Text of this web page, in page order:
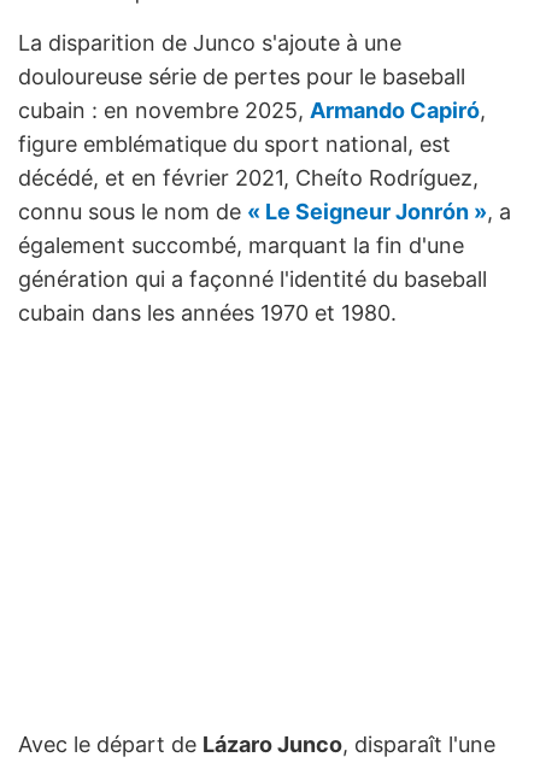
La disparition de Junco s'ajoute à une
douloureuse série de pertes pour le baseball
cubain : en novembre 2025, Armando Capiró,
figure emblématique du sport national, est
décédé, et en février 2021, Cheíto Rodríguez,
connu sous le nom de « Le Seigneur Jonrón », a
également succombé, marquant la fin d'une
génération qui a façonné l'identité du baseball
cubain dans les années 1970 et 1980.
Avec le départ de Lázaro Junco, disparaît l'une